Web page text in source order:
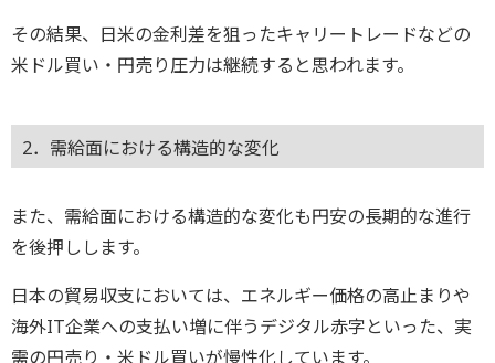
その結果、日米の金利差を狙ったキャリートレードなどの
米ドル買い・円売り圧力は継続すると思われます。
2．需給面における構造的な変化
また、需給面における構造的な変化も円安の長期的な進行
を後押しします。
日本の貿易収支においては、エネルギー価格の高止まりや
海外IT企業への支払い増に伴うデジタル赤字といった、実
需の円売り・米ドル買いが慢性化しています。